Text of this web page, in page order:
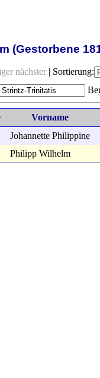
(Gestorbene
nächster | Sortierung:
Vorname
Johannette Philippine
Philipp Wilhelm